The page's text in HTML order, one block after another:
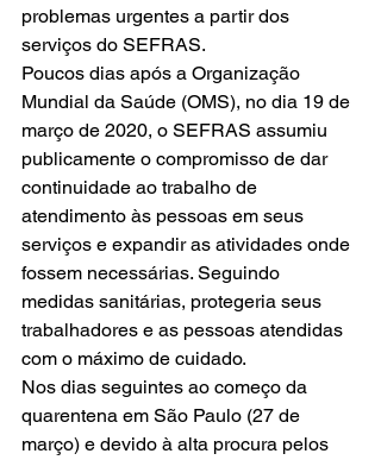
problemas urgentes a partir dos
serviços do SEFRAS.
Poucos dias após a Organização
Mundial da Saúde (OMS), no dia 19 de
março de 2020, o SEFRAS assumiu
publicamente o compromisso de dar
continuidade ao trabalho de
atendimento às pessoas em seus
serviços e expandir as atividades onde
fossem necessárias. Seguindo
medidas sanitárias, protegeria seus
trabalhadores e as pessoas atendidas
com o máximo de cuidado.
Nos dias seguintes ao começo da
quarentena em São Paulo (27 de
março) e devido à alta procura pelos